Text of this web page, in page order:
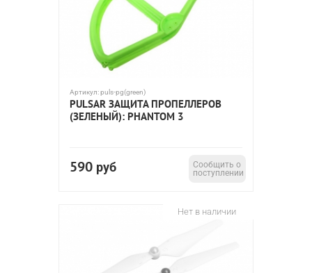
Артикул:puls-pg(green)
PULSAR ЗАЩИТА ПРОПЕЛЛЕРОВ
(ЗЕЛЕНЫЙ): PHANTOM 3
590 руб
Сообщить о
поступлении
Нет в наличии